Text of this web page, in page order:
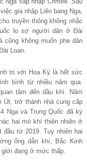
gia nhập Liên bang Nga,
truyền thông không nhắc
lo sợ người dân ở Đài
cũng không muốn phe dân
Loan.
trị với Hoa Kỳ là hết sức
bình từ nhiều năm qua.
tâm đến dầu khí. Năm
Út, trở thành nhà cung cấp
Nga và Trung Quốc đã ký
hai mỏ khí thiên nhiên ở
đầu từ 2019. Tuy nhiên hai
ống dẫn khí, Bắc Kinh
giới đang ở mức thấp.